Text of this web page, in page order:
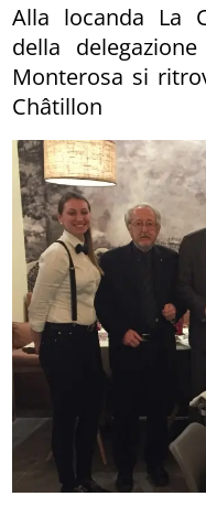
Alla locanda La
della
Monterosa si
Châtillon